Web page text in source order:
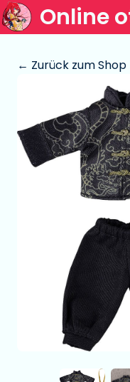
Online
← Zurück zum Shop